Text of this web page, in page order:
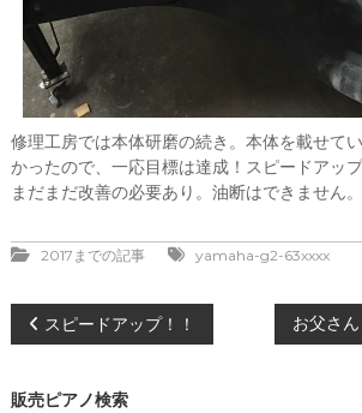
修理工房では本体研磨の続き。本体を載せて
かったので、一応目標は達成！スピードアッ
まだまだ改善の必要あり。油断はできません。
2017までの記事 yamaha-g2-63xxxx
投
稿
スピードアップ！！ お父さ
販売ピアノ検索